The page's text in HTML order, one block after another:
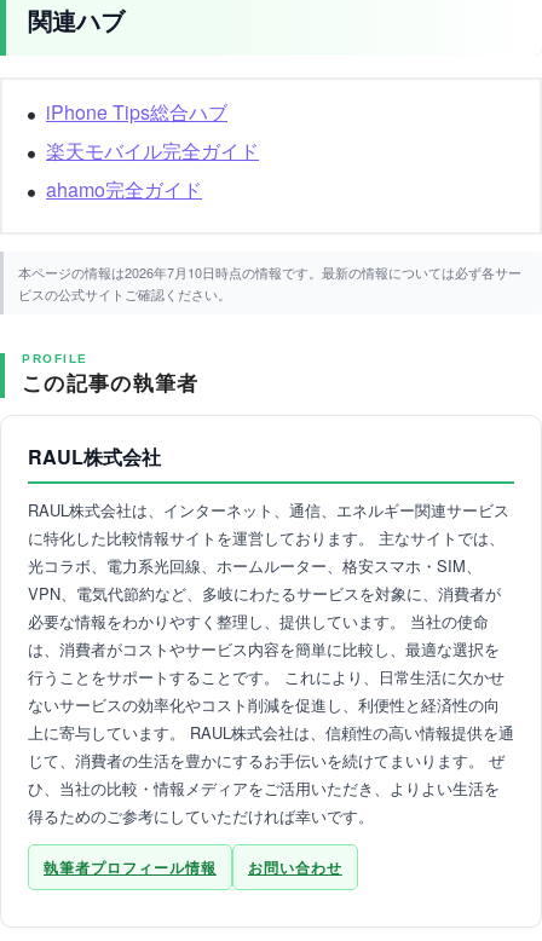
関連ハブ
iPhone Tips総合ハブ
楽天モバイル完全ガイド
ahamo完全ガイド
本ページの情報は2026年7月10日時点の情報です。最新の情報については必ず各サー
ビスの公式サイトご確認ください。
PROFILE
この記事の執筆者
RAUL株式会社
RAUL株式会社は、インターネット、通信、エネルギー関連サービス
に特化した比較情報サイトを運営しております。 主なサイトでは、
光コラボ、電力系光回線、ホームルーター、格安スマホ・SIM、
VPN、電気代節約など、多岐にわたるサービスを対象に、消費者が
必要な情報をわかりやすく整理し、提供しています。 当社の使命
は、消費者がコストやサービス内容を簡単に比較し、最適な選択を
行うことをサポートすることです。 これにより、日常生活に欠かせ
ないサービスの効率化やコスト削減を促進し、利便性と経済性の向
上に寄与しています。 RAUL株式会社は、信頼性の高い情報提供を通
じて、消費者の生活を豊かにするお手伝いを続けてまいります。 ぜ
ひ、当社の比較・情報メディアをご活用いただき、よりよい生活を
得るためのご参考にしていただければ幸いです。
執筆者プロフィール情報 お問い合わせ